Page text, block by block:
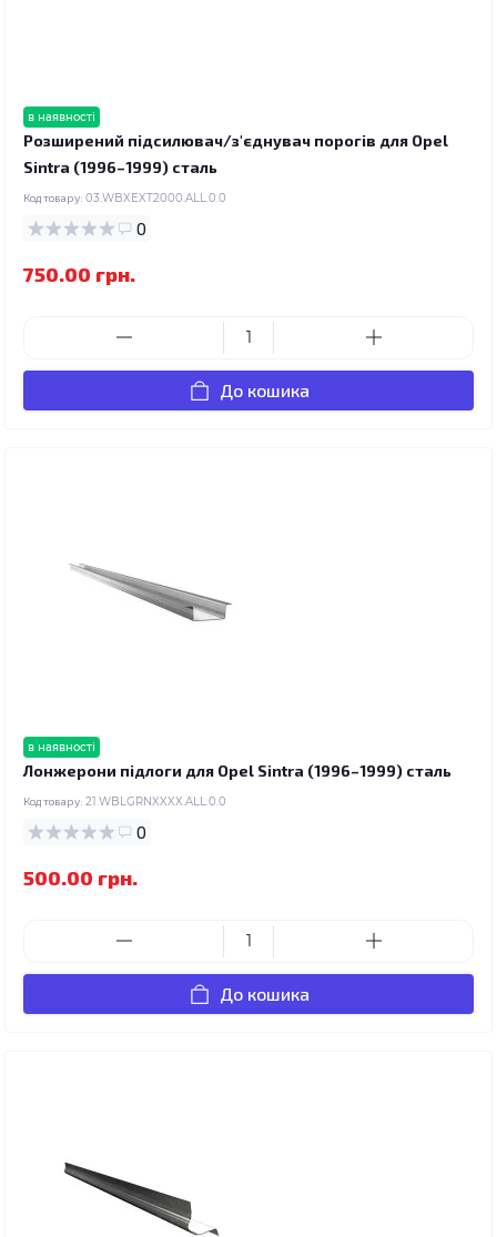
в наявності
Розширений підсилювач/з'єднувач порогів для Opel
Sintra (1996–1999) сталь
Код товару: 03.WBXEXT2000.ALL.0.0
0
750.00 грн.
До кошика
в наявності
Лонжерони підлоги для Opel Sintra (1996–1999) сталь
Код товару: 21.WBLGRNXXXX.ALL.0.0
0
500.00 грн.
До кошика